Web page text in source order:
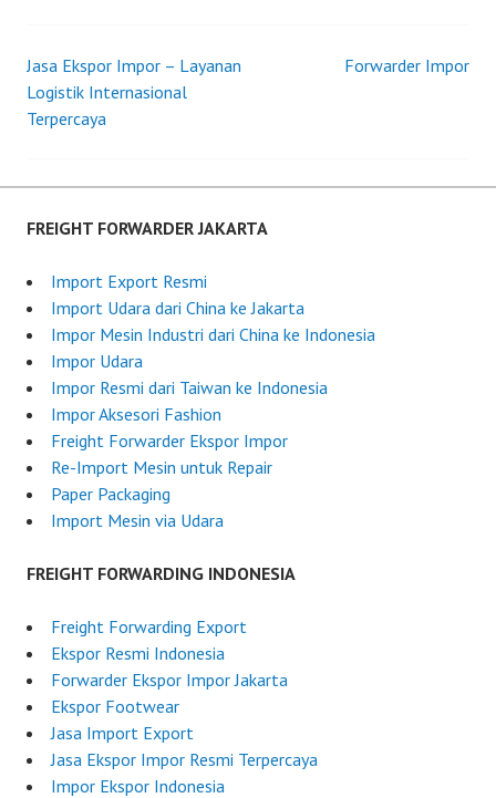
d
2
2
0
5
i
r
r
d
r
n
d
s
a
Post
navigation
Jasa Ekspor Impor – Layanan
Logistik Internasional
Terpercaya
Forwarder Impor
FREIGHT FORWARDER JAKARTA
Import Export Resmi
Import Udara dari China ke Jakarta
Impor Mesin Industri dari China ke Indonesia
Impor Udara
Impor Resmi dari Taiwan ke Indonesia
Impor Aksesori Fashion
Freight Forwarder Ekspor Impor
Re-Import Mesin untuk Repair
Paper Packaging
Import Mesin via Udara
FREIGHT FORWARDING INDONESIA
Freight Forwarding Export
Ekspor Resmi Indonesia
Forwarder Ekspor Impor Jakarta
Ekspor Footwear
Jasa Import Export
Jasa Ekspor Impor Resmi Terpercaya
Impor Ekspor Indonesia